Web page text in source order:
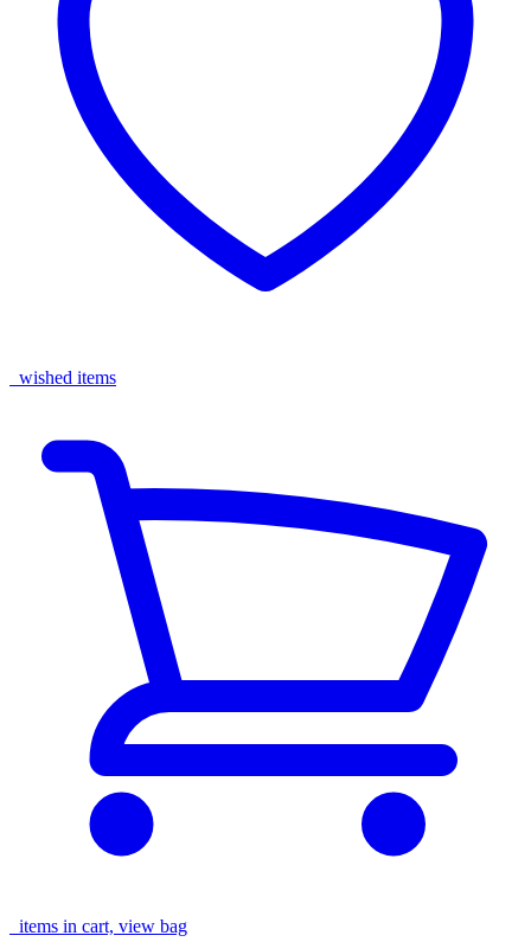
wished items
items in cart, view bag